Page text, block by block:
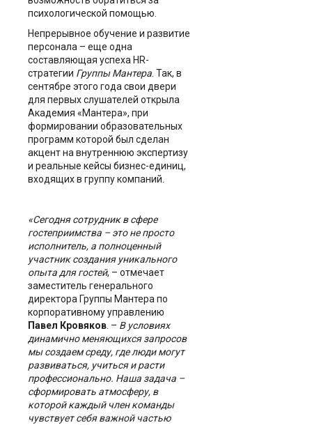
психологической помощью.
Непрерывное обучение и развитие
персонала – еще одна
составляющая успеха HR-
стратегии Группы Мантера . Так, в
сентябре этого года свои двери
для первых слушателей открыла
Академия «Мантера», при
формировании образовательных
программ которой был сделан
акцент на внутреннюю экспертизу
и реальные кейсы бизнес-единиц,
входящих в группу компаний.
«Сегодня сотрудник в сфере
гостеприимства – это не просто
исполнитель, а полноценный
участник создания уникального
опыта для гостей, – отмечает
заместитель генерального
директора Группы Мантера по
корпоративному управлению
Павел Кровяков . – В условиях
динамично меняющихся запросов
мы создаем среду, где люди могут
развиваться, учиться и расти
профессионально. Наша задача –
сформировать атмосферу, в
которой каждый член команды
чувствует себя важной частью